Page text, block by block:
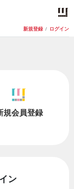
新規登録 / ログイン
規会員登録
ン